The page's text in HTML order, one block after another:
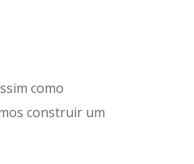
como
construir um